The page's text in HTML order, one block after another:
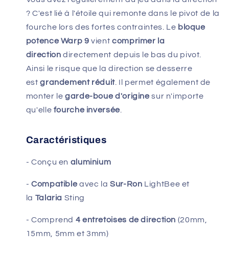
? C'est lié à l'étoile qui remonte dans le pivot de la
fourche lors des fortes contraintes. Le bloque
potence Warp 9 vient comprimer la
direction directement depuis le bas du pivot.
Ainsi le risque que la direction se desserre
est grandement réduit . Il permet également de
monter le garde-boue d'origine sur n'importe
qu'elle fourche inversée.
Caractéristiques
- Conçu en aluminium
- Compatible avec la Sur-Ron LightBee et
la Talaria Sting
- Comprend 4 entretoises de direction (20mm,
15mm, 5mm et 3mm)